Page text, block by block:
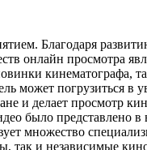
Благодаря
онлайн просмотра
кинематографа,
может погрузиться в
и делает просмотр
было представлено в
множество
так и независимые